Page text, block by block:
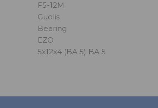
F5-12M
Guolis
Bearing
EZO
5x12x4 (BA 5) BA 5